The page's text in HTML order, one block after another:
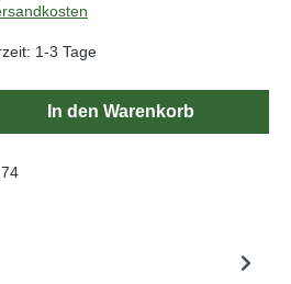
1-3 Tage
den gewünschten
In den Warenkorb